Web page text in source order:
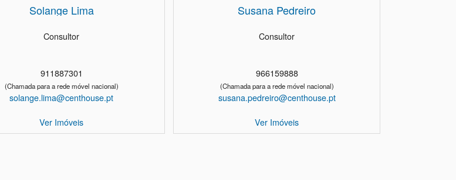
Solange Lima
Consultor
911887301
(Chamada para a rede móvel nacional)
solange.lima@centhouse.pt
Ver Imóveis
Susana Pedreiro
Consultor
966159888
(Chamada para a rede móvel nacional)
susana.pedreiro@centhouse.pt
Ver Imóveis